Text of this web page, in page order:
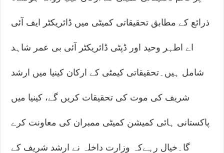
ذرائع کے مطابق تحقیقاتی کمیٹی میں ڈائریکٹر ایف آئی
اے اطہر وحید اور ڈپٹی ڈائریکٹر آئی بی عمر شاہد
شامل ہیں۔تحقیقاتی کیمٹی کے ارکان کینیا میں ارشد
شریف کی موت کی تحقیقات کریں گے، کینیا میں
پاکستانی ہائی کمیشن کمیٹی ممبران کی معاونت کرے
گا۔خیال رہےکہ وزارت داخلہ نے ارشد شریف کے